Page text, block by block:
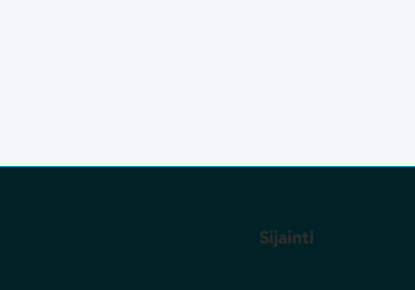
Sijainti